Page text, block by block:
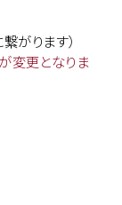
がります）
変更となりま